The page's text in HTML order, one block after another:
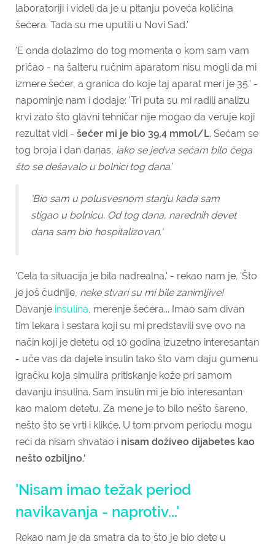
laboratoriji i videli da je u pitanju poveća količina
šećera. Tada su me uputili u Novi Sad.'
'E onda dolazimo do tog momenta o kom sam vam
pričao - na šalteru ručnim aparatom nisu mogli da mi
izmere šećer, a granica do koje taj aparat meri je 35.' -
napominje nam i dodaje: 'Tri puta su mi radili analizu
krvi zato što glavni tehničar nije mogao da veruje koji
rezultat vidi - šećer mi je bio 39,4 mmol/L. Sećam se
tog broja i dan danas, iako se jedva sećam bilo čega
što se dešavalo u bolnici tog dana.'
'Bio sam u polusvesnom stanju kada sam
stigao u bolnicu. Od tog dana, narednih devet
dana sam bio hospitalizovan.'
'Cela ta situacija je bila nadrealna.' - rekao nam je. 'Što
je još čudnije, neke stvari su mi bile zanimljive!
Davanje insulina, merenje šećera... Imao sam divan
tim lekara i sestara koji su mi predstavili sve ovo na
način koji je detetu od 10 godina izuzetno interesantan
- uče vas da dajete insulin tako što vam daju gumenu
igračku koja simulira pritiskanje kože pri samom
davanju insulina. Sam insulin mi je bio interesantan
kao malom detetu. Za mene je to bilo nešto šareno,
nešto što se vrti i klikće. U tom prvom periodu mogu
reći da nisam shvatao i nisam doživeo dijabetes kao
nešto ozbiljno.'
'Nisam imao težak period
navikavanja - naprotiv...'
Rekao nam je da smatra da to što je bio dete u